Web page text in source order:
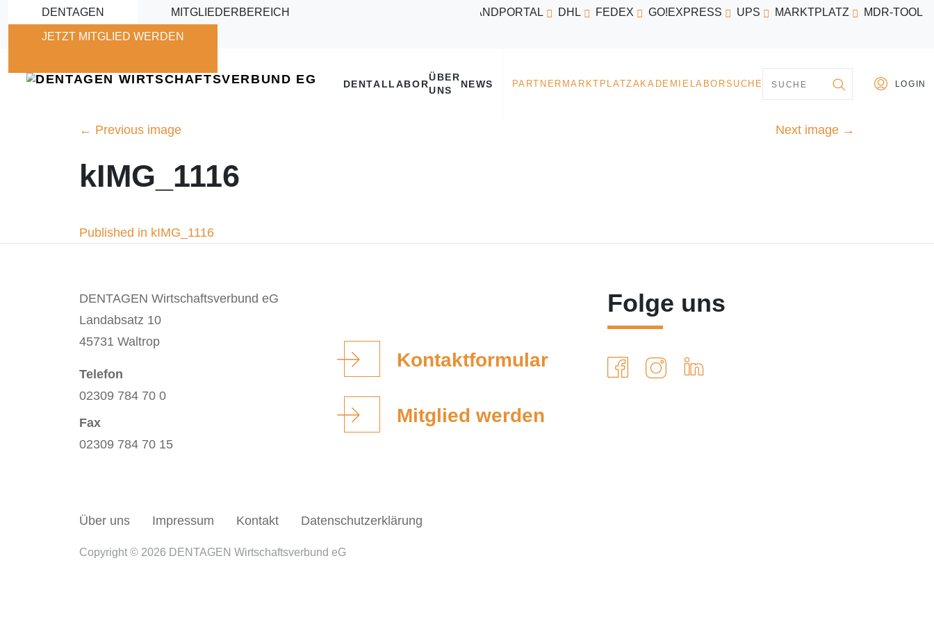
Skip to main content
DENTAGEN MITGLIEDERBEREICH
JETZT MITGLIED WERDEN
VERSANDPORTAL DHL FEDEX GO!EXPRESS UPS MARKTPLATZ MDR-TOOL
← Previous image Next image →
kIMG_1116
Beitragsnavigation
Published in kIMG_1116
DENTAGEN Wirtschaftsverbund eG
Landabsatz 10
45731 Waltrop
Telefon
02309 784 70 0
Fax
02309 784 70 15
Kontaktformular
Mitglied werden
Folge uns
Über uns Impressum Kontakt Datenschutzerklärung
Copyright © 2026 DENTAGEN Wirtschaftsverbund eG